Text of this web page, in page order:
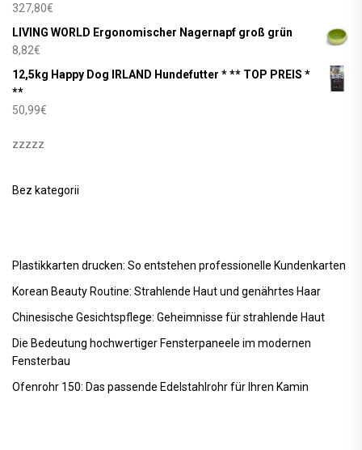
327,80€
LIVING WORLD Ergonomischer Nagernapf groß grün
8,82€
12,5kg Happy Dog IRLAND Hundefutter * ** TOP PREIS *
**
50,99€
zzzzz
Bez kategorii
Plastikkarten drucken: So entstehen professionelle Kundenkarten
Korean Beauty Routine: Strahlende Haut und genährtes Haar
Chinesische Gesichtspflege: Geheimnisse für strahlende Haut
Die Bedeutung hochwertiger Fensterpaneele im modernen
Fensterbau
Ofenrohr 150: Das passende Edelstahlrohr für Ihren Kamin